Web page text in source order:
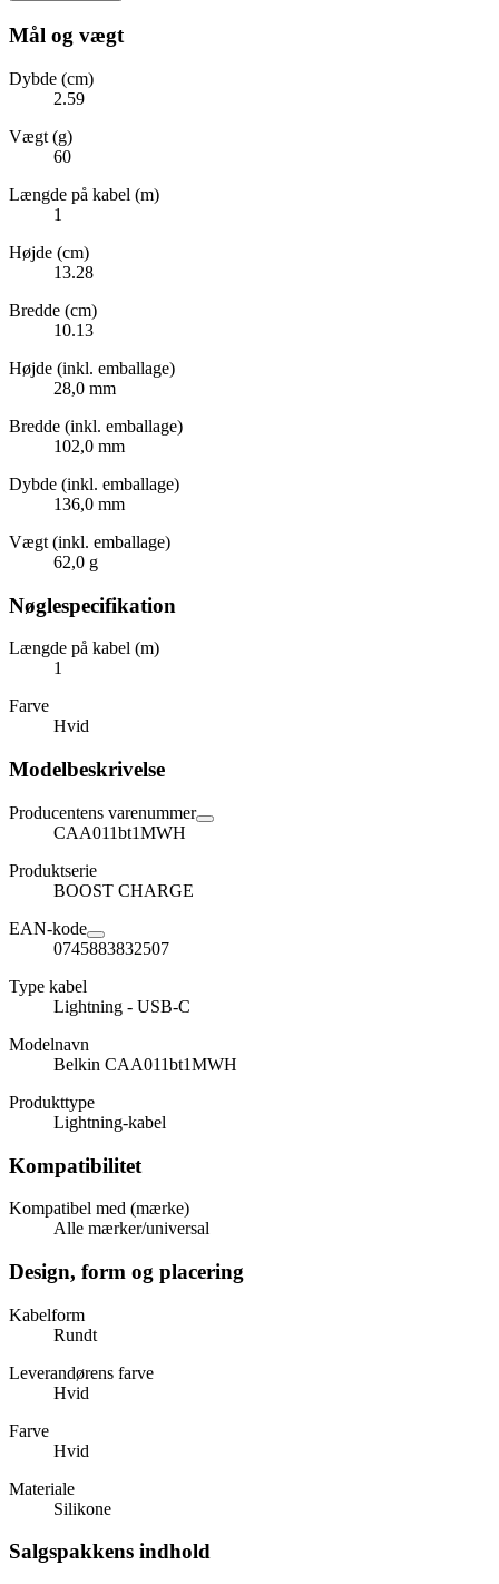
Mål og vægt
Dybde (cm)
2.59
Vægt (g)
60
Længde på kabel (m)
1
Højde (cm)
13.28
Bredde (cm)
10.13
Højde (inkl. emballage)
28,0 mm
Bredde (inkl. emballage)
102,0 mm
Dybde (inkl. emballage)
136,0 mm
Vægt (inkl. emballage)
62,0 g
Nøglespecifikation
Længde på kabel (m)
1
Farve
Hvid
Modelbeskrivelse
Producentens varenummer
CAA011bt1MWH
Produktserie
BOOST CHARGE
EAN-kode
0745883832507
Type kabel
Lightning - USB-C
Modelnavn
Belkin CAA011bt1MWH
Produkttype
Lightning-kabel
Kompatibilitet
Kompatibel med (mærke)
Alle mærker/universal
Design, form og placering
Kabelform
Rundt
Leverandørens farve
Hvid
Farve
Hvid
Materiale
Silikone
Salgspakkens indhold